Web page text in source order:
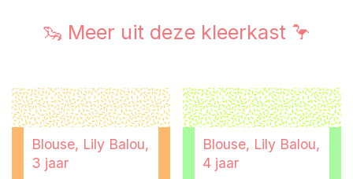
🦦 Meer uit deze kleerkast 🦩
Blouse, Lily Balou,
3 jaar
Blouse, Lily Balou,
4 jaar